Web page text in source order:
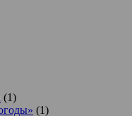
(1)
(1)